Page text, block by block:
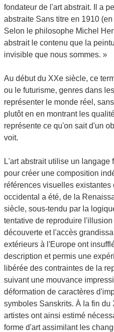
fondateur de l'art abstrait. Il a
abstraite Sans titre en 1910
Selon le philosophe Michel
abstrait le contenu que la
invisible que nous sommes. »
Au début du XXe siècle, ce
ou le futurisme, genres dans
représenter le monde réel,
plutôt en en montrant les
représente ce qu'on sait d'un
voit.
L'art abstrait utilise un langage
pour créer une composition
références visuelles
occidental a été, de la
siècle, sous-tendu par la
tentative de reproduire
découverte et l'accès
extérieurs à l'Europe ont
description et permis une
libérée des contraintes de la
suivant une mouvance
déformation de caractères
symboles Sanskrits. À la fin
artistes ont ainsi estimé
forme d'art assimilant les